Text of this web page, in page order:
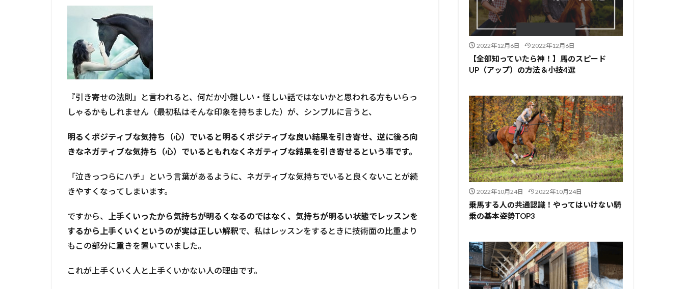
『引き寄せの法則』と言われると、何だか小難しい・怪しい話ではないかと思われる方もいらっ
しゃるかもしれません（最初私はそんな印象を持ちました）が、シンプルに言うと、
明るくポジティブな気持ち（心）でいると明るくポジティブな良い結果を引き寄せ、逆に後ろ向
きなネガティブな気持ち（心）でいるともれなくネガティブな結果を引き寄せるという事です。
「泣きっつらにハチ」という言葉があるように、ネガティブな気持ちでいると良くないことが続
きやすくなってしまいます。
ですから、
上手くいったから気持ちが明るくなるのではなく、気持ちが明るい状態でレッスンを
するから上手くいくというのが実は正しい解釈で、私はレッスンをするときに技術面の比重より
もこの部分に重きを置いていました。
これが上手くいく人と上手くいかない人の理由です。
2022年12月6日 2022年12月6日
【全部知っていたら神！】馬のスピード
UP（アップ）の方法＆小技4選
2022年10月24日 2022年10月24日
乗馬する人の共通認識！やってはいけない騎
乗の基本姿勢TOP3